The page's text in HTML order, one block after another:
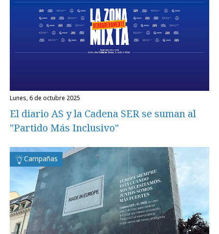
lunes, 6 de octubre 2025
El diario AS y la Cadena SER se suman al
"Partido Más Inclusivo"
Campañas